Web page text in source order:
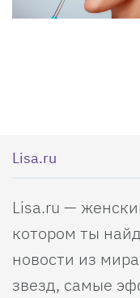
Lisa.ru
Lisa.ru —
котором ты
новости из
звезд, самые